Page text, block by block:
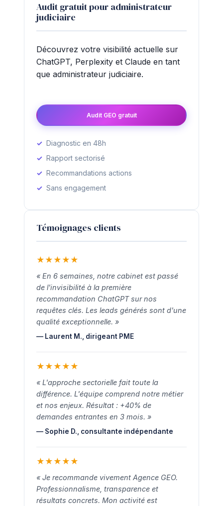
Audit gratuit pour administrateur
judiciaire
Découvrez votre visibilité actuelle sur
ChatGPT, Perplexity et Claude en tant
que administrateur judiciaire.
Audit GEO gratuit
Diagnostic en 48h
Rapport sectorisé
Recommandations actions
Sans engagement
Témoignages clients
★ ★ ★ ★ ★
« En 6 semaines, notre cabinet est passé
de l'invisibilité à la première
recommandation ChatGPT sur nos
requêtes clés. Les leads générés sont d'une
qualité exceptionnelle. »
— Laurent M., dirigeant PME
★ ★ ★ ★ ★
« L'approche sectorielle fait toute la
différence. L'équipe comprend notre métier
et nos enjeux. Résultat : +40% de
demandes entrantes en 3 mois. »
— Sophie D., consultante indépendante
★ ★ ★ ★ ★
« Je recommande vivement Agence GEO.
Professionnalisme, transparence et
résultats concrets. Mon activité est